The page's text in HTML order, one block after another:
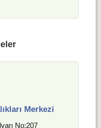
Merkezi
No:207